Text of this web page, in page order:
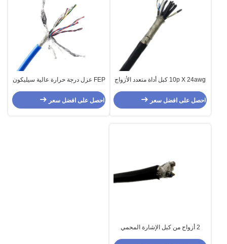
10p X 24awg كبل أداة متعدد الأزواج
احصل على افضل سعر
FEP عزل درجة حرارة عالية سيليكون
احصل على افضل سعر
2 أزواج من كبل الإشارة المحمي